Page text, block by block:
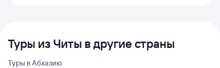
Туры из Читы в другие страны
Туры в Абхазию